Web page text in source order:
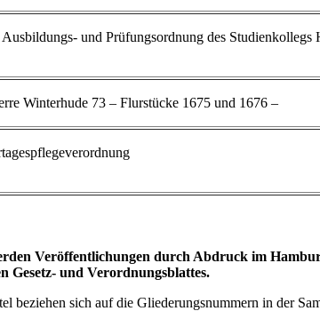
und Prüfungsordnung des Studienkollegs
Winterhude 73 – Flurstücke 1675 und 1676 –
Veröffentlichungen durch Abdruck im
Gesetz- und Verordnungsblattes.
beziehen sich auf die Gliederungsnummern in der